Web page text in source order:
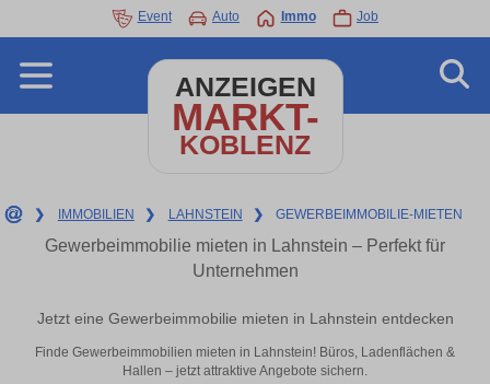
Event Auto Immo Job
ANZEIGEN
MARKT-
KOBLENZ
❯ IMMOBILIEN ❯ LAHNSTEIN ❯ GEWERBEIMMOBILIE-MIETEN
Gewerbeimmobilie mieten in Lahnstein – Perfekt für
Unternehmen
Jetzt eine Gewerbeimmobilie mieten in Lahnstein entdecken
Finde Gewerbeimmobilien mieten in Lahnstein! Büros, Ladenflächen &
Hallen – jetzt attraktive Angebote sichern.